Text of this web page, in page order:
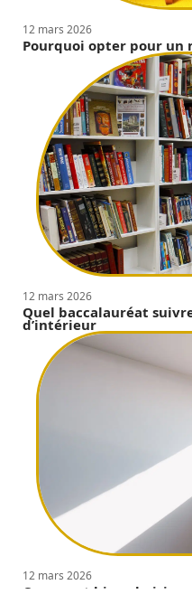
12 mars 2026
Pourquoi opter pour
12 mars 2026
Quel baccalauréat
d’intérieur
12 mars 2026
Comment bien choisir